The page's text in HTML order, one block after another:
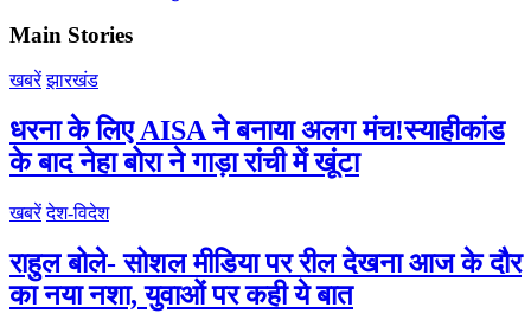
Main Stories
खबरें झारखंड
धरना के लिए AISA ने बनाया अलग मंच!स्याहीकांड
के बाद नेहा बोरा ने गाड़ा रांची में खूंटा
खबरें देश-विदेश
राहुल बोले- सोशल मीडिया पर रील देखना आज के दौर
का नया नशा, युवाओं पर कही ये बात